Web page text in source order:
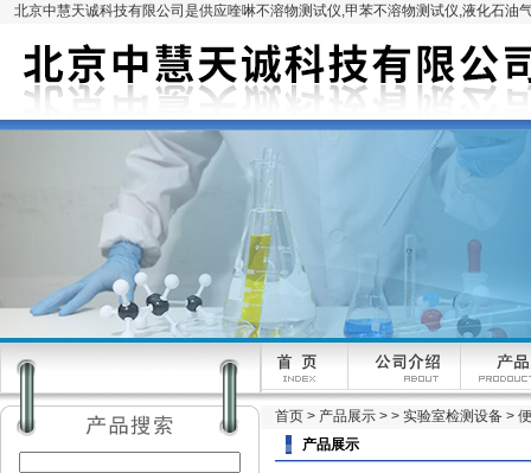
北京中慧天诚科技有限公司是供应喹啉不溶物测试仪,甲苯不溶物测试仪,液化石油
首页 > 产品展示 > > 实验室检测设备 >
产品展示